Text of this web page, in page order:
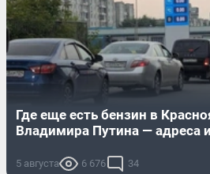
Где еще есть бензин в
Владимира Путина — адреса
5 августа 6 676 34